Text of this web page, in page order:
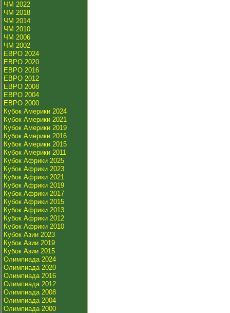
ЧМ 2022
ЧМ 2018
ЧМ 2014
ЧМ 2010
ЧМ 2006
ЧМ 2002
ЕВРО 2024
ЕВРО 2020
ЕВРО 2016
ЕВРО 2012
ЕВРО 2008
ЕВРО 2004
ЕВРО 2000
Кубок Америки 2024
Кубок Америки 2021
Кубок Америки 2019
Кубок Америки 2016
Кубок Америки 2015
Кубок Америки 2011
Кубок Африки 2025
Кубок Африки 2023
Кубок Африки 2021
Кубок Африки 2019
Кубок Африки 2017
Кубок Африки 2015
Кубок Африки 2013
Кубок Африки 2012
Кубок Африки 2010
Кубок Азии 2023
Кубок Азии 2019
Кубок Азии 2015
Олимпиада 2024
Олимпиада 2020
Олимпиада 2016
Олимпиада 2012
Олимпиада 2008
Олимпиада 2004
Олимпиада 2000